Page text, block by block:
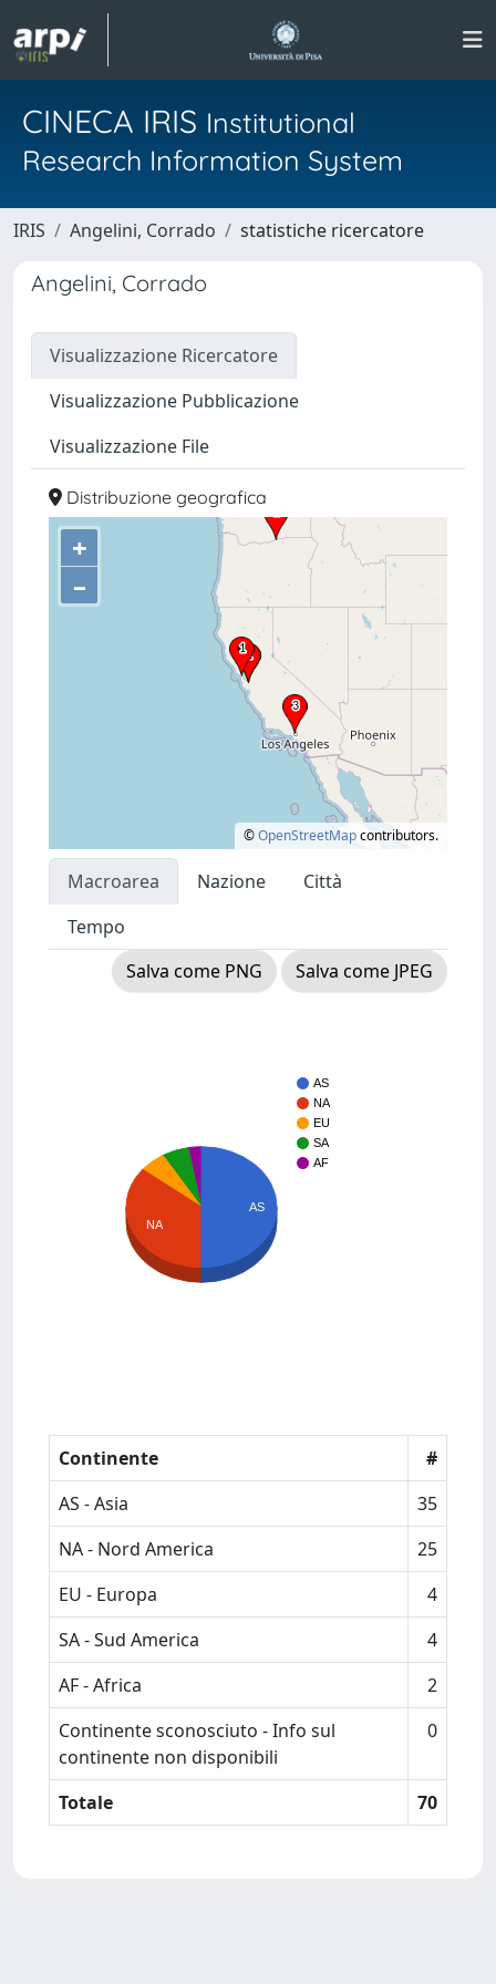
CINECA IRIS Institutional
Research Information System
IRIS Angelini, Corrado statistiche ricercatore
Angelini, Corrado
Visualizzazione Ricercatore
Visualizzazione Pubblicazione
Visualizzazione File
Distribuzione geografica
+
–
©OpenStreetMapcontributors.
Macroarea Nazione
Città
Tempo
Salva come PNG
Salva come JPEG
AS
NA
EU
SA
AF
NA
AS
Continente
#
AS - Asia
35
NA - Nord America
25
EU - Europa
4
SA - Sud America
4
AF - Africa
2
Continente sconosciuto - Info sul
continente non disponibili
0
Totale 70